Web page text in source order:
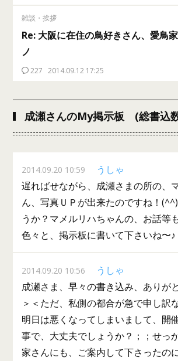
雑談・挨拶
Re: 大阪に在住の鳥好きさん、愛鳥
ノ
227 2014.09.12 17:25
成瀬さんのMy掲示板 (総書込
2014.09.20 10:59
うしゃ
遅ればせながら、成瀬さまの所の、
ん、写真ＵＰが出来たのですね！
うか？マメルリハちゃんの、お話等
色々と、掲示板に書いて下さいね〜♪
2014.09.20 10:56
うしゃ
成瀬さま、早々の書き込み、ありが
＞＜ただ、私側の都合が急で申し訳
明日は悪くなってしまいまして、開
事で、大丈夫でしょうか？；；せっ
家さんにも、ご案内して下さったの